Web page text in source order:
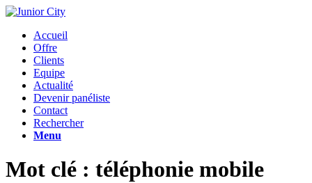
Accueil
Offre
Clients
Equipe
Actualité
Devenir panéliste
Contact
Rechercher
Menu
Mot clé : téléphonie mobile